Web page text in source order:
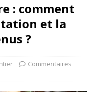
: comment
et la
?
Commentaires